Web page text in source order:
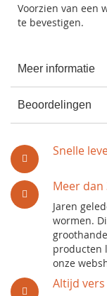
Snelle
Meer
Jaren
wormen.
producten
onze
Altijd vers
Voorzien van een
te bevestigen.
Meer informatie
Beoordelingen